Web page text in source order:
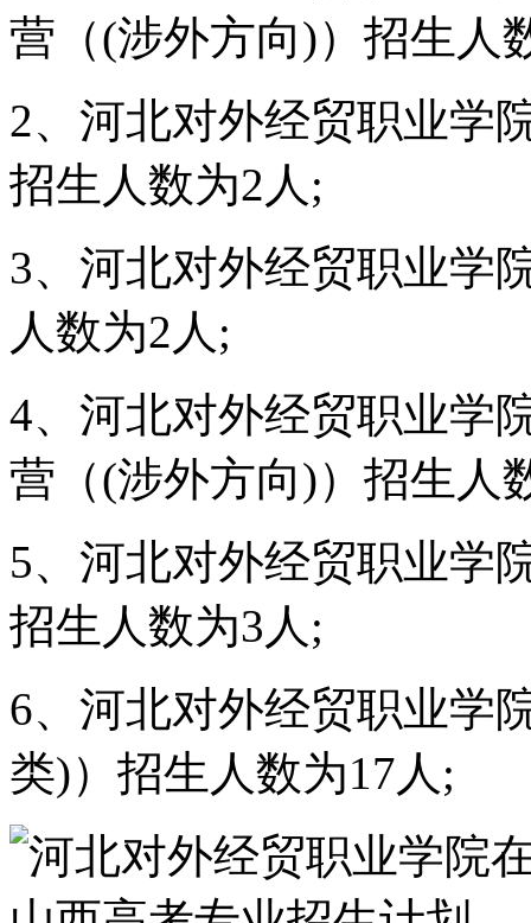
营（(涉外方向)）招生人
2、河北对外经贸职业学
招生人数为2人;
3、河北对外经贸职业学
人数为2人;
4、河北对外经贸职业学
营（(涉外方向)）招生人
5、河北对外经贸职业学
招生人数为3人;
6、河北对外经贸职业学
类)）招生人数为17人;